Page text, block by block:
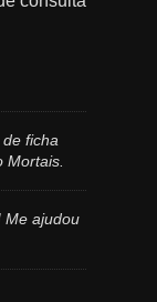
ficha
Mortais.
Me ajudou